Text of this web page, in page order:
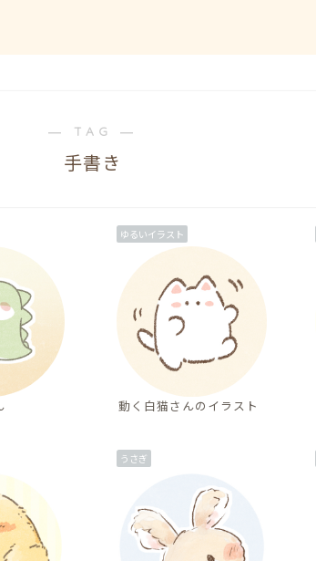
― TAG ―
手書き
ゆるいイラスト
動く白猫さんのイラスト
うさぎ